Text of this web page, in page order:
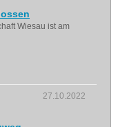
Wiesau ist am
27.10.2022